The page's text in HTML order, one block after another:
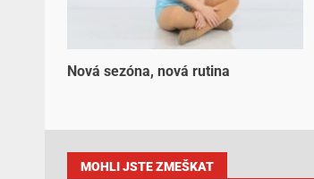
Nová sezóna, nová rutina
MOHLI JSTE ZMEŠKAT